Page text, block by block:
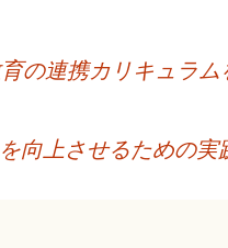
の連携カリキュラ
向上させるための実